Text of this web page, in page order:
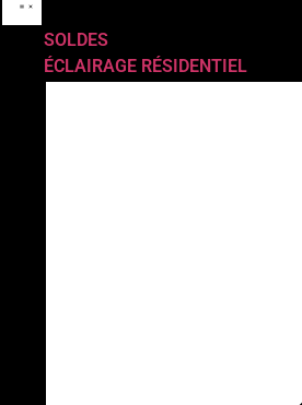
SOLDES
ÉCLAIRAGE RÉSIDENTIEL